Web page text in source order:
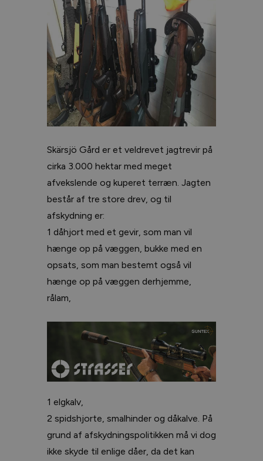
Skärsjö Gård er et veldrevet jagtrevir på
cirka 3.000 hektar med meget
afvekslende og kuperet terræn. Jagten
består af tre store drev, og til
afskydning er:
1 dåhjort med et gevir, som man vil
hænge op på væggen, bukke med en
opsats, som man bestemt også vil
hænge op på væggen derhjemme,
rålam,
1 elgkalv,
2 spidshjorte, smalhinder og dåkalve. På
grund af afskydningspolitikken må vi dog
ikke skyde til enlige dåer, da det kan